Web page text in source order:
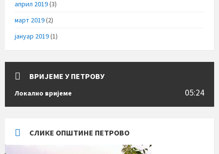
април 2019(3)
март 2019(2)
јануар 2019(1)
ВРИЈЕМЕ У ПЕТРОВУ
Локално вријеме 05:24
СЛИКЕ ОПШТИНЕ ПЕТРОВО